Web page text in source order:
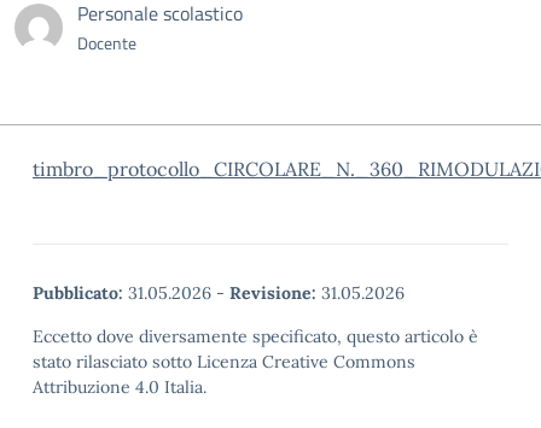
Personale scolastico
Docente
Pubblicato: 31.05.2026 - Revisione: 31.05.2026
Eccetto dove diversamente specificato, questo articolo è
stato rilasciato sotto Licenza Creative Commons
Attribuzione 4.0 Italia.